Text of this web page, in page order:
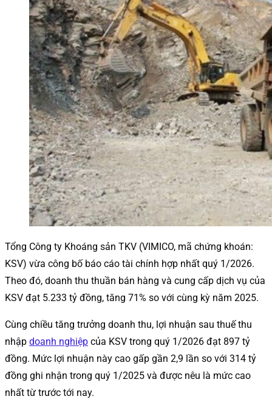
Tổng Công ty Khoáng sản TKV (VIMICO, mã chứng khoán:
KSV) vừa công bố báo cáo tài chính hợp nhất quý 1/2026.
Theo đó, doanh thu thuần bán hàng và cung cấp dịch vụ của
KSV đạt 5.233 tỷ đồng, tăng 71% so với cùng kỳ năm 2025.
Cùng chiều tăng trưởng doanh thu, lợi nhuận sau thuế thu
nhập doanh nghiệp của KSV trong quý 1/2026 đạt 897 tỷ
đồng. Mức lợi nhuận này cao gấp gần 2,9 lần so với 314 tỷ
đồng ghi nhận trong quý 1/2025 và được nêu là mức cao
nhất từ trước tới nay.